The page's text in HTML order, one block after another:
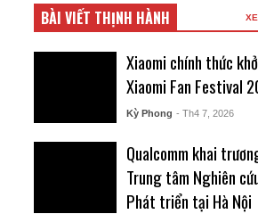
BÀI VIẾT THỊNH HÀNH
Xiaomi chính thức
Xiaomi Fan Festival
Kỳ Phong - Th4 7, 2026
Qualcomm khai
Trung tâm Nghiên
Phát triển tại Hà Nội